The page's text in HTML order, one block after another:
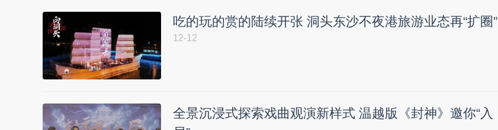
吃的玩的赏的陆续开张 洞头东沙不夜港旅游业态再“扩圈”
12-12
全景沉浸式探索戏曲观演新样式 温越版《封神》邀你“入